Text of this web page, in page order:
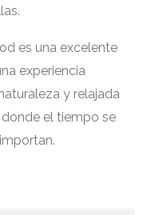
es una excelente
experiencia
y relajada
donde el tiempo se